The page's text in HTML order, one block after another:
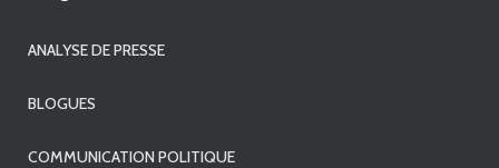
ANALYSE DE PRESSE
BLOGUES
COMMUNICATION POLITIQUE